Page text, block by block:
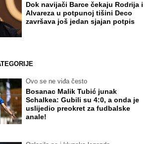
Dok navijači Barce čekaju Rodrija i
Alvareza u potpunoj tišini Deco
završava još jedan sjajan potpis
Ovo se ne viđa često
Bosanac Malik Tubić junak
Schalkea: Gubili su 4:0, a onda je
uslijedio preokret za fudbalske
anale!